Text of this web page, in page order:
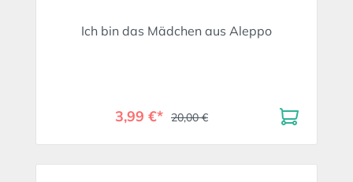
Ich bin das Mädchen aus Aleppo
3,99 €* 20,00 €